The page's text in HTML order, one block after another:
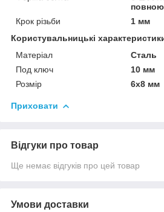
Крок різьби
1 мм
Користувальницькі
Матеріал
Сталь
Под ключ
10 мм
Розмір
6х8 мм
Приховати
Відгуки про товар
Ще немає відгуків про цей товар
Умови доставки